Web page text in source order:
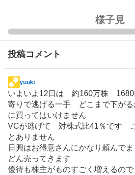
く
買
い
た
い
0
%
、
買
い
た
い
0
%
様子見
投稿コメント
掲
示
板
記
事
yuuki
いよいよ12日は 約160万株 1680
寄りで逃げる一手 どこまで下が
に買ってはいけません
VCが逃げて 対株式比41％です
とありません
日興はお得意さんにかなり頼んで
どん売ってきます
優待も株主がものすごく増えるの